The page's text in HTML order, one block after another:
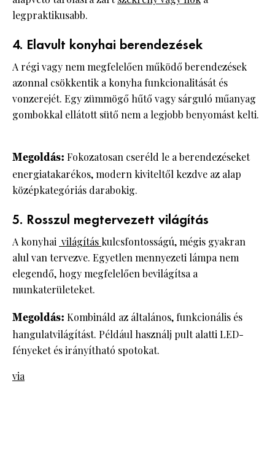
legpraktikusabb.
4. Elavult konyhai berendezések
A régi vagy nem megfelelően működő berendezések
azonnal csökkentik a konyha funkcionalitását és
vonzerejét. Egy zümmögő hűtő vagy sárguló műanyag
gombokkal ellátott sütő nem a legjobb benyomást kelti.
Megoldás: Fokozatosan cseréld le a berendezéseket
energiatakarékos, modern kiviteltől kezdve az alap
középkategóriás darabokig.
5. Rosszul megtervezett világítás
A konyhai világítás kulcsfontosságú, mégis gyakran
alul van tervezve. Egyetlen mennyezeti lámpa nem
elegendő, hogy megfelelően bevilágítsa a
munkaterületeket.
Megoldás: Kombináld az általános, funkcionális és
hangulatvilágítást. Például használj pult alatti LED-
fényeket és irányítható spotokat.
via